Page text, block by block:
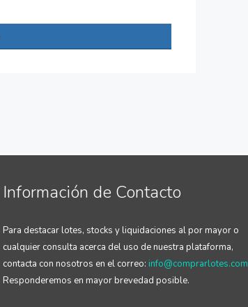
Información de Contacto
Para destacar lotes, stocks y liquidaciones al por mayor o
cualquier consulta acerca del uso de nuestra plataforma,
contacta con nosotros en el correo: info@comprarlotes.com
Responderemos en mayor brevedad posible.